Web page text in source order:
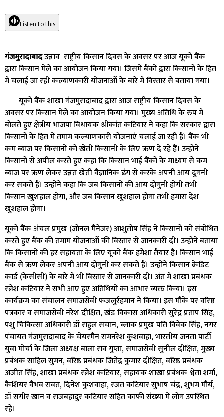
Listen to this
गंजमुरादाबादउन्नाव राष्ट्रीय किसान दिवस के अवसर पर आज यूको बैंक
द्वारा किसान मेले का आयोजन किया गया। जिसमें बैंकों द्वारा किसानों के हित
में चलाई जा रही कल्याणकारी योजनाओं के बारे में विस्तार से बताया गया।
यूको बैंक शाखा गंजमुरादाबाद द्वारा आज राष्ट्रीय किसान दिवस के
अवसर पर किसान मेले का आयोजन किया गया। मुख्य अतिथि के रुप में
बोलते हुए क्षेत्रीय भाजपा विधायक श्रीकांत कटियार ने कहा कि सरकार द्वारा
किसानों के हित में तमाम कल्याणकारी योजनाएं चलाई जा रही हैं। बैंक भी
कम ब्याज पर किसानों को खेती किसानी के लिए ऋण दे रहे हैं। उन्होंने
किसानों से अपील करते हुए कहा कि किसान भाई बैंकों के माध्यम से कम
ब्याज पर ऋण लेकर उन्नत खेती वैज्ञानिक ढंग से करके अपनी आय दुगनी
कर सकते हैं। उन्होंने कहा कि जब किसानों की आय दोगुनी होगी तभी
किसान खुशहाल होगा, और जब किसान खुशहाल होगा तभी हमारा देश
खुशहाल होगा।
यूको बैंक अंचल प्रमुख (जोनल मैनेजर) आशुतोष सिंह ने किसानों को संबोधित
करते हुए बैंक की तमाम योजनाओं की विस्तार से जानकारी दी। उन्होंने बताया
कि किसानों की हर सहायता के लिए यूको बैंक हमेशा तैयार है। किसान भाई
बैंक से ऋण लेकर अपनी आय दोगुनी कर सकते हैं। उन्होंने किसान क्रेडिट
कार्ड (केसीसी) के बारे में भी विस्तार से जानकारी दी। अंत में शाखा प्रबंधक
रत्नेश कटियार ने सभी आए हुए अतिथियों का आभार व्यक्त किया। इस
कार्यक्रम का संचालन समाजसेवी फजलुर्रहमान ने किया। इस मौके पर वरिष्ठ
पत्रकार व समाजसेवी नरेश दीक्षित, खंड विकास अधिकारी सुरेंद्र प्रताप सिंह,
पशु चिकित्सा अधिकारी डॉ राहुल सचान, ब्लाक प्रमुख पति विवेक सिंह, नगर
पंचायत गंजमुरादाबाद के चेयरमैन रामनरेश कुशवाहा, भारतीय जनता पार्टी
युवा मोर्चा के जिला अध्यक्ष बाला राव गुप्ता, समाजसेवी सुनील दीक्षित, मुख्य
प्रबंधक साहिल सुमन, वरिष्ठ प्रबंधक जितेंद्र कुमार दीक्षित, वरिष्ठ प्रबंधक
अजीत सिंह, शाखा प्रबंधक रत्नेश कटियार, सहायक शाखा प्रबंधक श्वेता शर्मा,
कैशियर वैभव रावत, दिनेश कुशवाहा, रजत कटियार सुभाष चंद्र, शुभम मौर्य,
डॉ सगीर खान व राजबहादुर कटियार सहित काफी संख्या में लोग उपस्थित
रहे।